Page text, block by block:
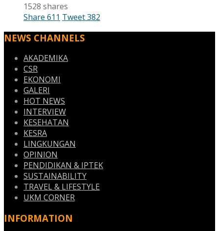
1528 shares
Share 611 Tweet382
NEWS CHANNELS
AKADEMIKA
CSR
EKONOMI
GALERI
HOT NEWS
INTERVIEW
KESEHATAN
KESRA
LINGKUNGAN
OPINION
PENDIDIKAN & IPTEK
SUSTAINABILITY
TRAVEL & LIFESTYLE
UKM CORNER
INFORMATION